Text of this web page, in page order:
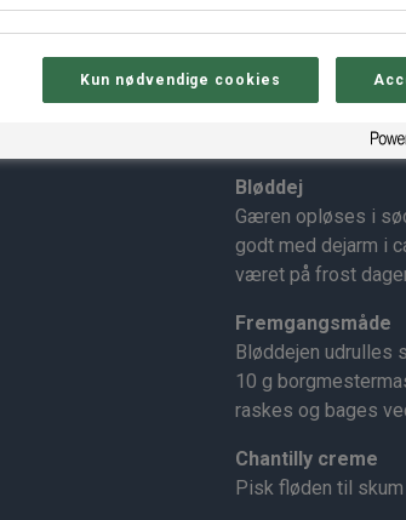
Sådan
Bløddej
Gæren opløses i
godt med dejarm i
været på frost
Fremgangsmåde
Bløddejen udrulles
10 g
raskes og bages
Chantilly creme
Pisk fløden til
Kun nødvendige cookies